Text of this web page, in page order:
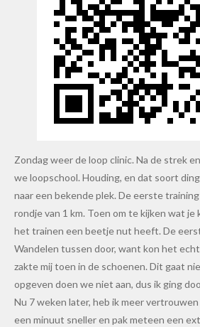
Zondag weer de loop clinic. Na de strek
we loopschool. Houding, en dat soort
naar een bekende plek. De eerste
rondje van 1 km. Toen om te kijken wat je
het trainen een beetje nut heeft. De
Wandelen tussen door, want kon het
zakte mij toen in de schoenen. Dit gaat
opgeven doen we niet aan, dus ik ging
Nu 7 weken later, heb ik meer
een minuut sneller en pak meteen een